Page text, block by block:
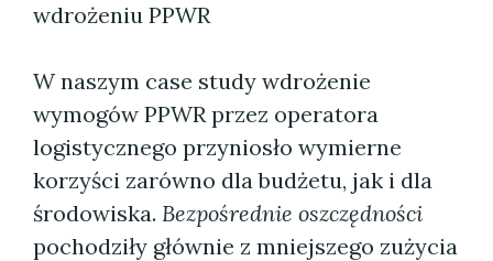
wdrożeniu PPWR
W naszym case study wdrożenie
wymogów PPWR przez operatora
logistycznego przyniosło wymierne
korzyści zarówno dla budżetu, jak i dla
środowiska. Bezpośrednie oszczędności
pochodziły głównie z mniejszego zużycia